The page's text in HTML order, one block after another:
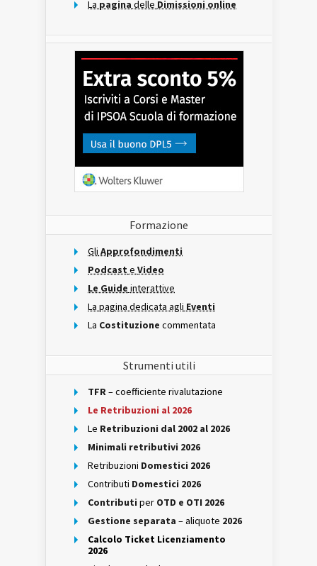
La pagina delle Dimissioni online
Formazione
Gli Approfondimenti
Podcast e Video
Le Guide interattive
La pagina dedicata agli Eventi
La Costituzione commentata
Strumenti utili
TFR– coefficiente rivalutazione
Le Retribuzioni al 2026
Le Retribuzioni dal 2002 al 2026
Minimali retributivi 2026
Retribuzioni Domestici 2026
Contributi Domestici 2026
Contributi per OTD e OTI 2026
Gestione separata – aliquote 2026
Calcolo Ticket Licenziamento
2026